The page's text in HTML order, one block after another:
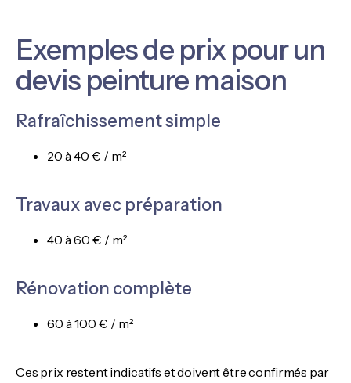
Exemples de prix pour un
devis peinture maison
Rafraîchissement simple
20 à 40 € / m²
Travaux avec préparation
40 à 60 € / m²
Rénovation complète
60 à 100 € / m²
Ces prix restent indicatifs et doivent être confirmés par